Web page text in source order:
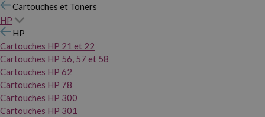
Cartouches et Toners
HP
HP
Cartouches HP 21 et 22
Cartouches HP 56, 57 et 58
Cartouches HP 62
Cartouches HP 78
Cartouches HP 300
Cartouches HP 301